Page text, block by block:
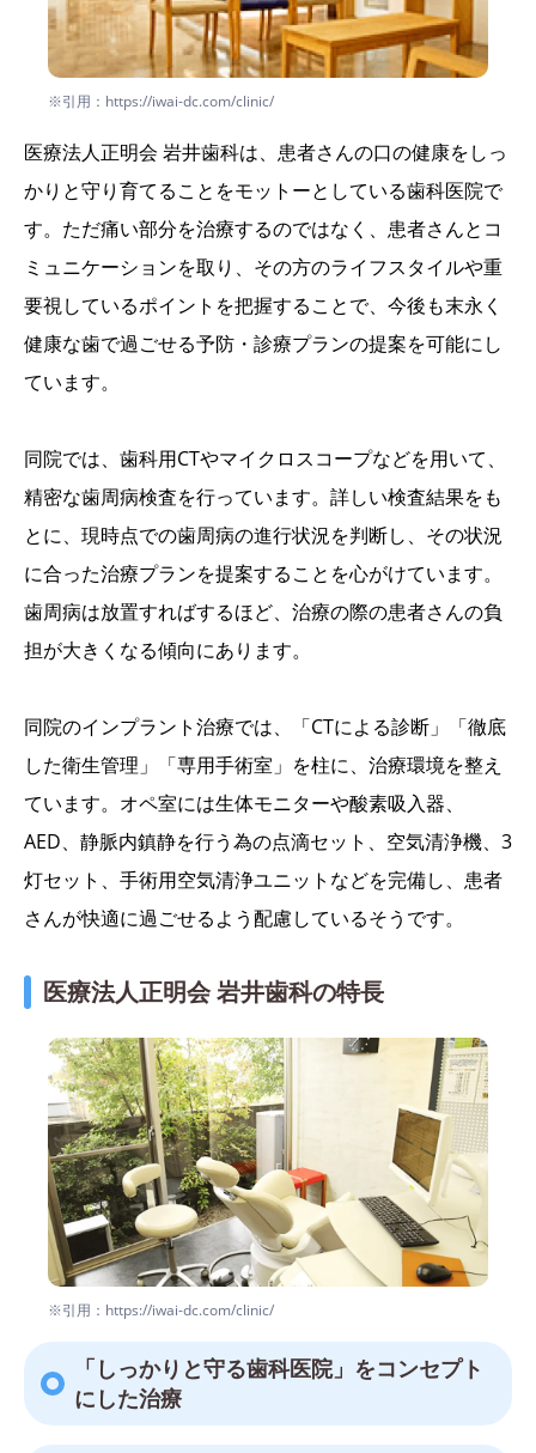
※引用：https://iwai-dc.com/clinic/
医療法人正明会 岩井歯科は、患者さんの口の健康をしっ
かりと守り育てることをモットーとしている歯科医院で
す。ただ痛い部分を治療するのではなく、患者さんとコ
ミュニケーションを取り、その方のライフスタイルや重
要視しているポイントを把握することで、今後も末永く
健康な歯で過ごせる予防・診療プランの提案を可能にし
ています。
同院では、歯科用CTやマイクロスコープなどを用いて、
精密な歯周病検査を行っています。詳しい検査結果をも
とに、現時点での歯周病の進行状況を判断し、その状況
に合った治療プランを提案することを心がけています。
歯周病は放置すればするほど、治療の際の患者さんの負
担が大きくなる傾向にあります。
同院のインプラント治療では、「CTによる診断」「徹底
した衛生管理」「専用手術室」を柱に、治療環境を整え
ています。オペ室には生体モニターや酸素吸入器、
AED、静脈内鎮静を行う為の点滴セット、空気清浄機、3
灯セット、手術用空気清浄ユニットなどを完備し、患者
さんが快適に過ごせるよう配慮しているそうです。
医療法人正明会 岩井歯科の特長
※引用：https://iwai-dc.com/clinic/
「しっかりと守る歯科医院」をコンセプト
にした治療